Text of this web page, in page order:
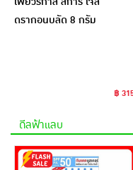
ดรากอนบลัด 8 กรัม
฿
ดีลฟ้าแลบ